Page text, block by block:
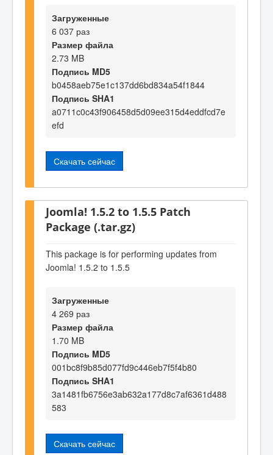
Загруженные
6 037 раз
Размер файла
2.73 MB
Подпись MD5
b0458aeb75e1c137dd6bd834a54f1844
Подпись SHA1
a0711c0c43f906458d5d09ee315d4eddfcd7e
efd
Скачать сейчас
Joomla! 1.5.2 to 1.5.5 Patch
Package (.tar.gz)
This package is for performing updates from
Joomla! 1.5.2 to 1.5.5
Загруженные
4 269 раз
Размер файла
1.70 MB
Подпись MD5
001bc8f9b85d077fd9c446eb7f5f4b80
Подпись SHA1
3a1481fb6756e3ab632a177d8c7af6361d488
583
Скачать сейчас